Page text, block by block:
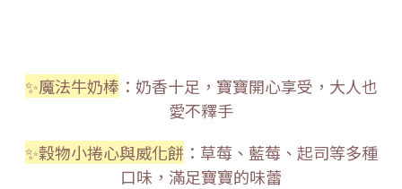
✨魔法牛奶棒 ：奶香十足，寶寶開心享受，大人也
愛不釋手
✨穀物小捲心與威化餅 ：草莓、藍莓、起司等多種
口味，滿足寶寶的味蕾